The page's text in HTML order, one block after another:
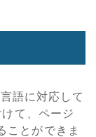
語に対応して
て、ページ
ことができま